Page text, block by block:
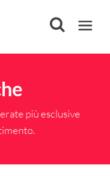
più esclusive